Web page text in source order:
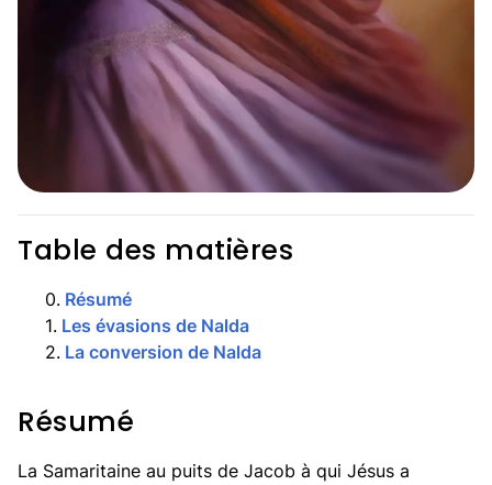
Table des matières
0. Résumé
1. Les évasions de Nalda
2. La conversion de Nalda
Résumé
La Samaritaine au puits de Jacob à qui Jésus a